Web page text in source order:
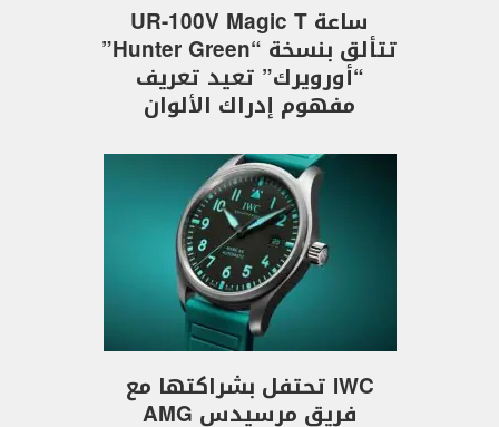
ساعة UR-100V Magic T
تتألق بنسخة “Hunter Green”
“أورويرك” تعيد تعريف
مفهوم إدراك الألوان
IWC تحتفل بشراكتها مع
فريق مرسيدس AMG